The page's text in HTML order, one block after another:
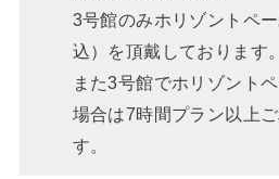
3号館のみホリゾントペ
込）を頂戴しております。
また3号館でホリゾント
場合は7時間プラン以上
す。